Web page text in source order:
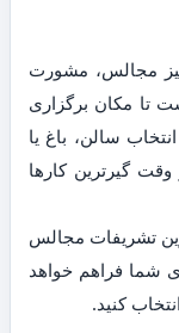
مجالس، مشورت
تا مکان برگزاری
سالن، باغ یا
گیرترین کارها
تشریفات مجالس
شما فراهم خواهد
کنید.